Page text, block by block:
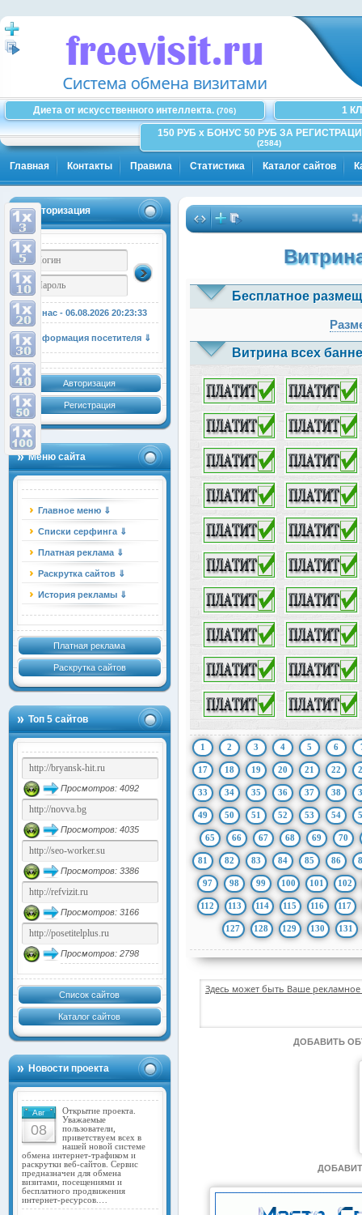
Диета от искусственного интеллекта. (706)
1
150 РУБ x БОНУС 50 РУБ ЗА
(2584)
Главная Контакты Правила Статистика Каталог сайтов
Авторизация
У нас - 06.08.2026 20:23:34
Информация посетителя ⇓
Авторизация
Регистрация
Меню сайта
Главное меню ⇓
Списки серфинга ⇓
Платная реклама ⇓
Раскрутка сайтов ⇓
История рекламы ⇓
Платная реклама
Раскрутка сайтов
Топ 5 сайтов
Просмотров: 4092
Просмотров: 4035
Просмотров: 3386
Просмотров: 3166
Просмотров: 2798
Список сайтов
Каталог сайтов
Новости проекта
Авг
08
Открытие проекта.
Уважаемые
пользователи,
приветствуем всех в
нашей новой системе
обмена интернет-трафиком и
раскрутки веб-сайтов. Сервис
предназначен для обмена
визитами, посещениями и
бесплатного продвижения
интернет-ресурсов.…
Бесплатное
Витрина всех
1 2 3 4 5 6
17 18 19 20 21 22
33 34 35 36 37 38
49 50 51 52 53 54
65 66 67 68 69 70
81 82 83 84 85 86
97 98 99 100 101 102
112 113 114 115 116 117
127 128 129 130 131
Здесь может быть Ваше
ДОБАВИТЬ